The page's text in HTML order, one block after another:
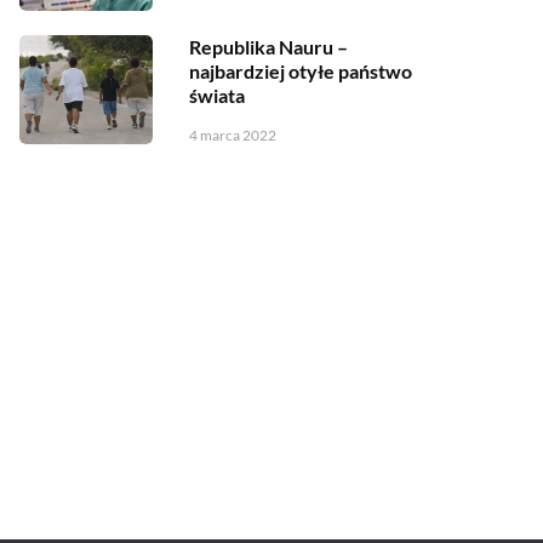
Republika Nauru –
najbardziej otyłe państwo
świata
4 marca 2022